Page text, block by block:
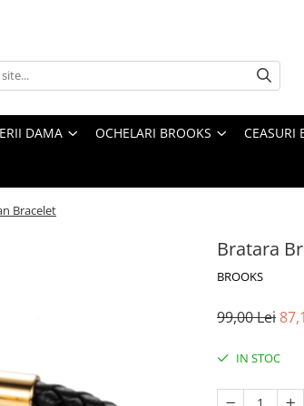
DAMA OCHELARI BROOKS CEASURI
Bracelet
Bratara
BROOKS
99,00 Lei
IN STOC